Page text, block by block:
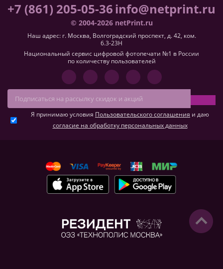
+7 (861) 205-05-36info@netprint.ru
© 2004-2026 netPrint.ru
Наш адрес: г. Москва, Волгоградский проспект, д. 42, ком.
6.3-23H
Национальный сервис цифровой фотопечати №1 в России
по количеству пользователей
Я принимаю условия Пользовательского соглашения и даю
согласие на обработку персональных данных